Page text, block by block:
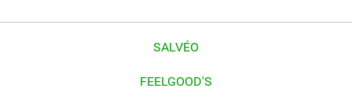
SALVÉO
FEELGOOD'S